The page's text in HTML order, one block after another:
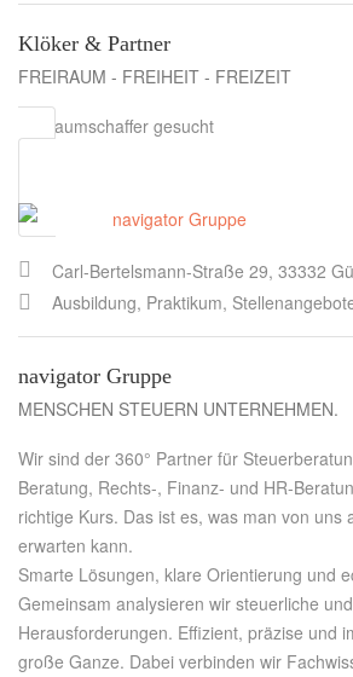
Klöker & Partner
FREIRAUM - FREIHEIT - FREIZEIT
Freiraumschaffer gesucht
Carl-Bertelsmann-Straße 29, 33332
Ausbildung, Praktikum,
navigator Gruppe
MENSCHEN STEUERN UNTERNEHMEN.
Wir sind der 360° Partner für
Beratung, Rechts-, Finanz- und HR-
richtige Kurs. Das ist es, was man von uns
erwarten kann.
Smarte Lösungen, klare Orientierung und
Gemeinsam analysieren wir steuerliche
Herausforderungen. Effizient, präzise und
große Ganze. Dabei verbinden wir